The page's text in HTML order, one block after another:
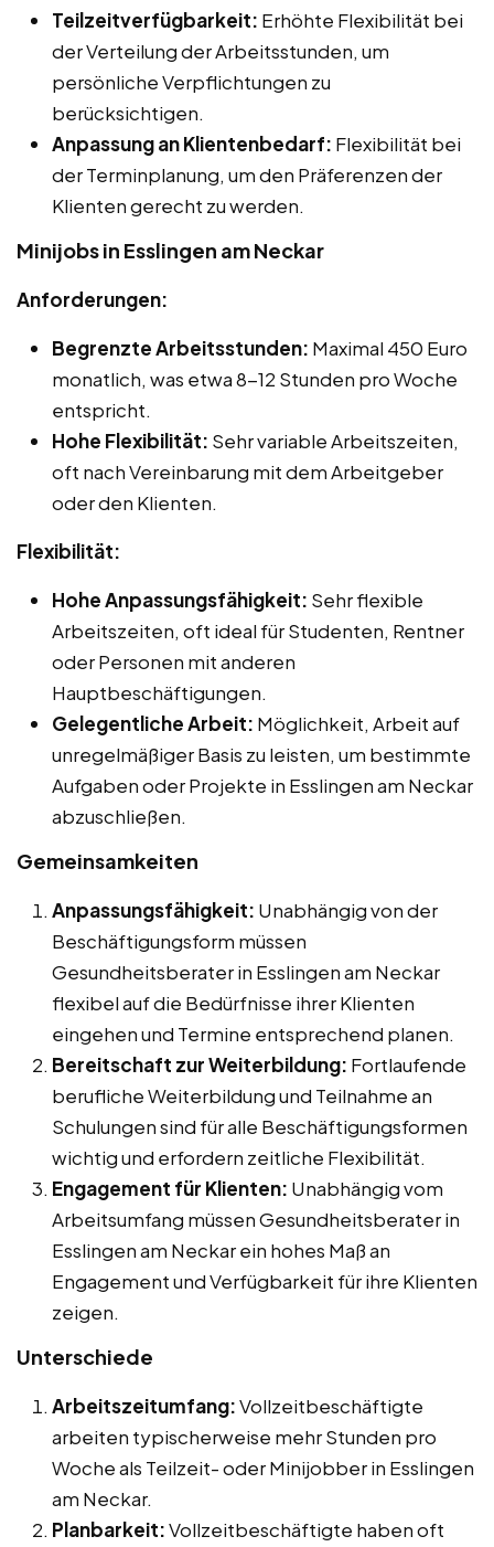
Teilzeitverfügbarkeit: Erhöhte Flexibilität bei
der Verteilung der Arbeitsstunden, um
persönliche Verpflichtungen zu
berücksichtigen.
Anpassung an Klientenbedarf: Flexibilität bei
der Terminplanung, um den Präferenzen der
Klienten gerecht zu werden.
Minijobs in Esslingen am Neckar
Anforderungen:
Begrenzte Arbeitsstunden: Maximal 450 Euro
monatlich, was etwa 8-12 Stunden pro Woche
entspricht.
Hohe Flexibilität: Sehr variable Arbeitszeiten,
oft nach Vereinbarung mit dem Arbeitgeber
oder den Klienten.
Flexibilität:
Hohe Anpassungsfähigkeit: Sehr flexible
Arbeitszeiten, oft ideal für Studenten, Rentner
oder Personen mit anderen
Hauptbeschäftigungen.
Gelegentliche Arbeit: Möglichkeit, Arbeit auf
unregelmäßiger Basis zu leisten, um bestimmte
Aufgaben oder Projekte in Esslingen am Neckar
abzuschließen.
Gemeinsamkeiten
Anpassungsfähigkeit: Unabhängig von der
Beschäftigungsform müssen
Gesundheitsberater in Esslingen am Neckar
flexibel auf die Bedürfnisse ihrer Klienten
eingehen und Termine entsprechend planen.
Bereitschaft zur Weiterbildung: Fortlaufende
berufliche Weiterbildung und Teilnahme an
Schulungen sind für alle Beschäftigungsformen
wichtig und erfordern zeitliche Flexibilität.
Engagement für Klienten: Unabhängig vom
Arbeitsumfang müssen Gesundheitsberater in
Esslingen am Neckar ein hohes Maß an
Engagement und Verfügbarkeit für ihre Klienten
zeigen.
Unterschiede
Arbeitszeitumfang:Vollzeitbeschäftigte
arbeiten typischerweise mehr Stunden pro
Woche als Teilzeit- oder Minijobber in Esslingen
am Neckar.
Planbarkeit:Vollzeitbeschäftigte haben oft